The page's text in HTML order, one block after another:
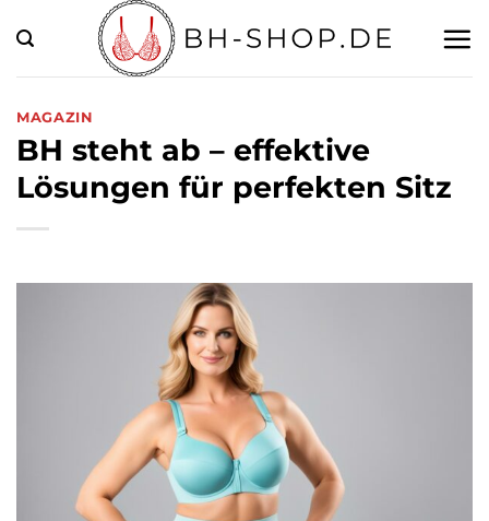
Inhalt
springen
MAGAZIN
BH steht ab – effektive
Lösungen für perfekten Sitz